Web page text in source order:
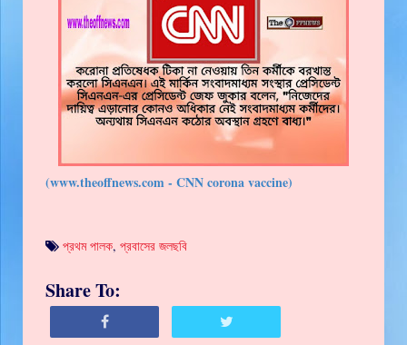
(www.theoffnews.com - CNN corona vaccine)
প্রথম পালক, প্রবাসের জলছবি
Share To: